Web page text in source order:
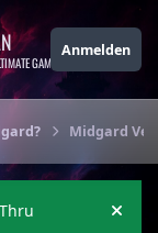
GAMING THEME
Anmelden
Midgard